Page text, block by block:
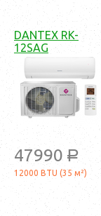
DANTEX RK-
12SAG
47990 a
12000 BTU (35 м²)